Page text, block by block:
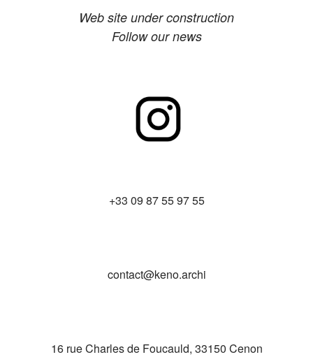
Web site under construction
Follow our news
+33 09 87 55 97 55
contact@keno.archi
16 rue Charles de Foucauld, 33150 Cenon